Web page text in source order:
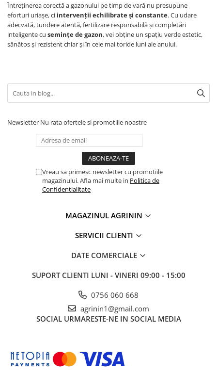
Întreținerea corectă a gazonului pe timp de vară nu presupune
eforturi uriașe, ci intervenții echilibrate și constante. Cu udare
adecvată, tundere atentă, fertilizare responsabilă și completări
inteligente cu semințe de gazon, vei obține un spațiu verde estetic,
sănătos și rezistent chiar și în cele mai toride luni ale anului.
Newsletter Nu rata ofertele si promotiile noastre
Vreau sa primesc newsletter cu promotiile
magazinului. Afla mai multe in Politica de
Confidentialitate
MAGAZINUL AGRININ
SERVICII CLIENTI
DATE COMERCIALE
SUPORT CLIENTI LUNI - VINERI 09:00 - 15:00
0756 060 668
agrinin1@gmail.com
SOCIAL URMARESTE-NE IN SOCIAL MEDIA